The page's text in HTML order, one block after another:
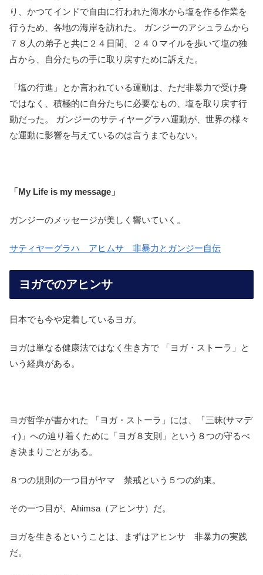
り、かつてインドで自由に行われた海水から塩を作る作業を
行うため、各地の海岸を訪れた。 ガンジーのアシュラムから
７８人の弟子と共に２４日間、２４０マイルを歩いて塩の独
占から、自分たちの手に取り戻すために訴えた。
「塩の行進」とか言われている運動は、ただ非暴力で受け身
ではなく、積極的に自分たちに必要なもの、塩を取り戻す行
動だった。 ガンジーのサティヤーグラハ運動が、世界の様々
な運動に影響を与えているのは言うまでもない。
「My Life is my message」
ガンジーのメッセージが美しく響いていく。
サティヤーグラハ アヒムサ 非暴力とガンジー自伝
ヨガでのアヒンサ
日本でも今や定着しているヨガ。
ヨガは単なる健康法ではなく生き方で 「ヨガ・ストーラ」と
いう経典がある。
ヨガ哲学が書かれた 「ヨガ・ストーラ」には、「三昧(サマデ
ィ)」への辿り着くために「ヨガ８支則」という８つの守るべ
き決まりごとがある。
８つの規則の一つ目がヤマ 禁戒という５つの約束。
その一つ目が、Ahimsa（アヒンサ）だ。
ヨガを生きるということは、まずはアヒンサ 非暴力の実践
だ。